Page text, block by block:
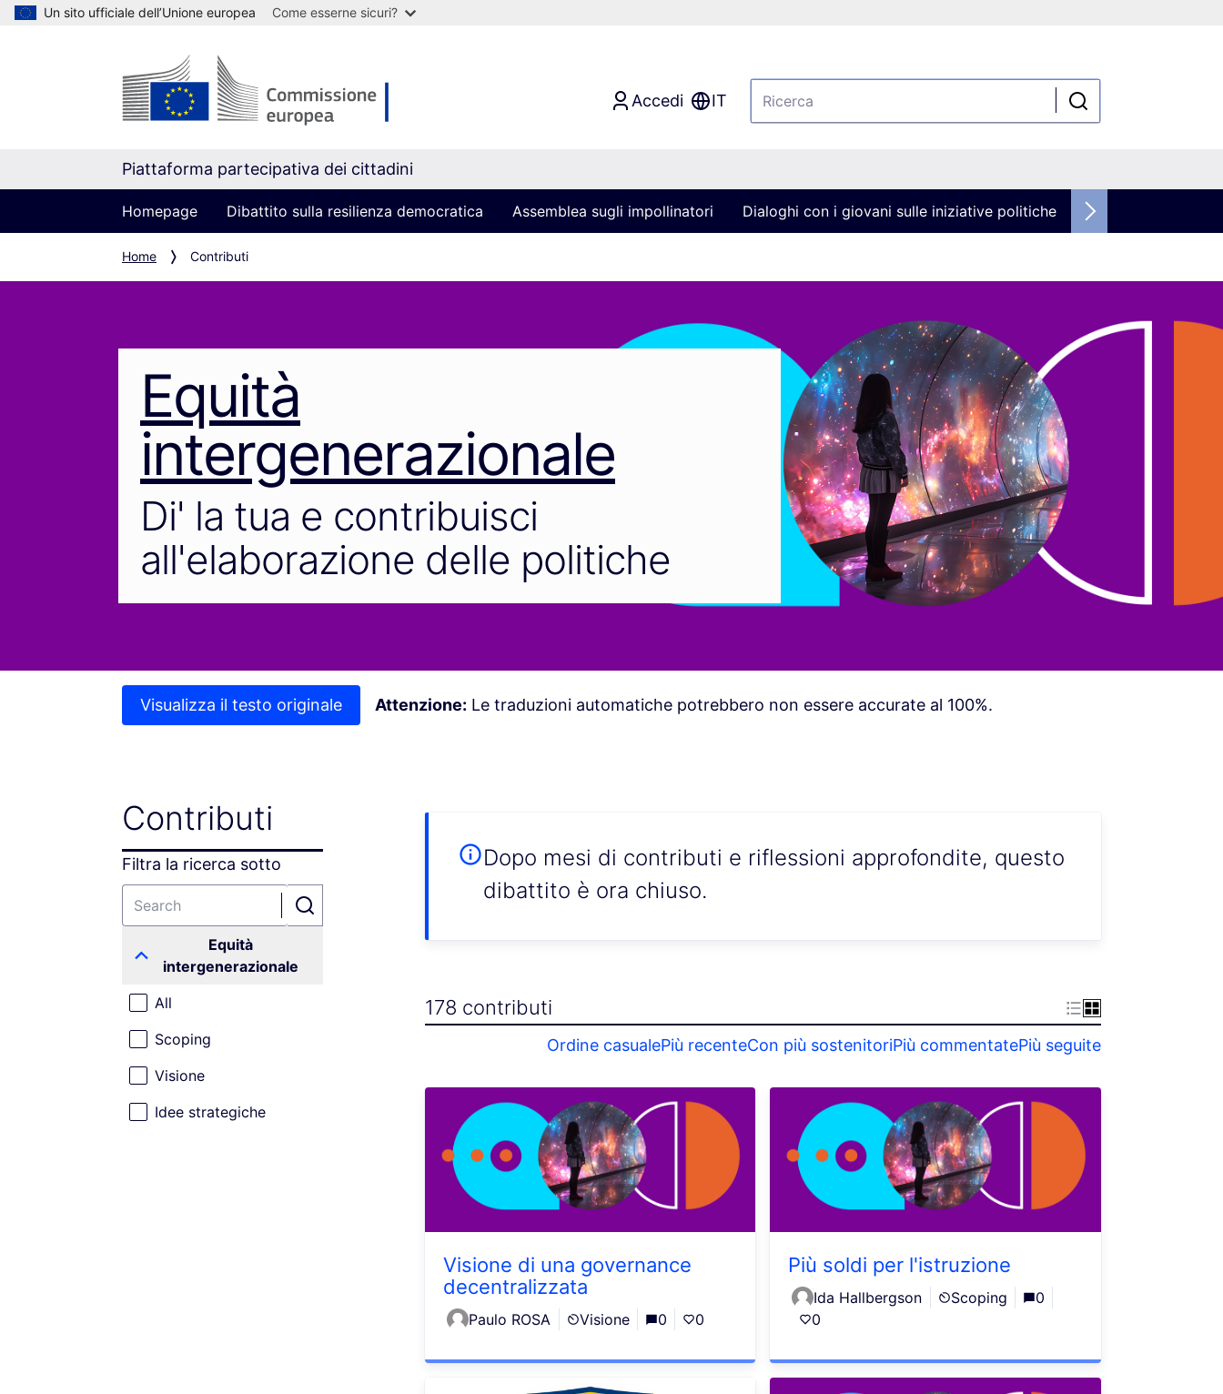
Un sito ufficiale dell’Unione europea Come esserne sicuri?
Accedi IT
Piattaforma partecipativa dei cittadini
Homepage Dibattito sulla resilienza democratica Assemblea sugli impollinatori Dialoghi con i giovani sulle iniziative politiche
Home Contributi
Equità
intergenerazionale
Di' la tua e contribuisci
all'elaborazione delle politiche
Visualizza il testo originale Attenzione: Le traduzioni automatiche potrebbero non essere accurate al 100%.
Contributi
Filtra la ricerca sotto
Equità
intergenerazionale
All
Scoping
Visione
Idee strategiche
Dopo mesi di contributi e riflessioni approfondite, questo
dibattito è ora chiuso.
178 contributi
Ordine casualePiù recenteCon più sostenitoriPiù commentatePiù seguite
Visione di una governance
decentralizzata
Paulo ROSA Visione 0 0
Più soldi per l'istruzione
Ida Hallbergson Scoping
0
0